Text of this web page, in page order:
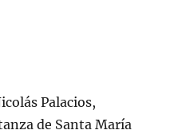
Palacios,
de Santa María